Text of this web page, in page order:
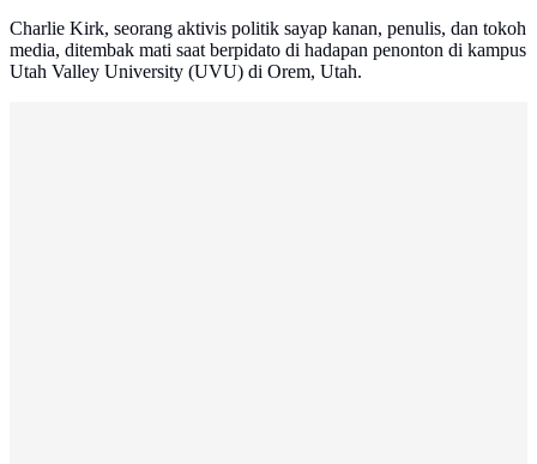
Charlie Kirk, seorang aktivis politik sayap kanan, penulis, dan tokoh
media, ditembak mati saat berpidato di hadapan penonton di kampus
Utah Valley University (UVU) di Orem, Utah.